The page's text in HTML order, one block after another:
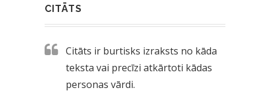
CITĀTS
Citāts ir burtisks izraksts no kāda
teksta vai precīzi atkārtoti kādas
personas vārdi.